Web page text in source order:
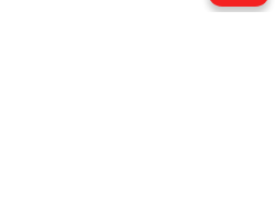
агентства по печати и массовым